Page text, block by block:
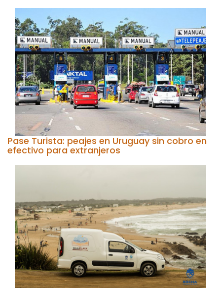
Pase Turista: peajes en Uruguay sin cobro en
efectivo para extranjeros